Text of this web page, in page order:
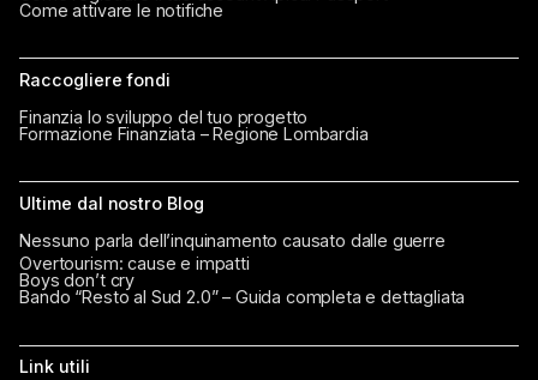
Come attivare le notifiche
Raccogliere fondi
Finanzia lo sviluppo del tuo progetto
Formazione Finanziata – Regione Lombardia
Ultime dal nostro Blog
Nessuno parla dell’inquinamento causato dalle guerre
Overtourism: cause e impatti
Boys don’t cry
Bando “Resto al Sud 2.0” – Guida completa e dettagliata
Link utili